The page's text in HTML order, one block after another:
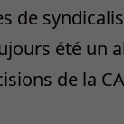
de
été un
de la